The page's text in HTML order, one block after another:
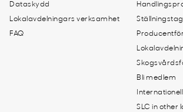
Dataskydd
Lokalavdelningars verksamhet
FAQ
Bli medlem
SLC in other